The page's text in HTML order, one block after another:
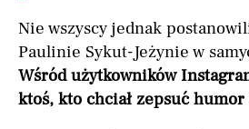
Nie wszyscy jednak
Paulinie Sykut-Jeżynie w
Wśród użytkowników
ktoś, kto chciał zepsuć